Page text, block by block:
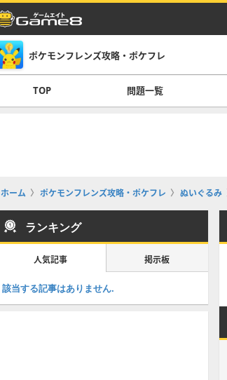
ポケモンフレンズ攻略・ポケフレ
TOP 問題一覧
ホーム ポケモンフレンズ攻略・ポケフレ ぬいぐるみ
ランキング
人気記事 掲示板
該当する記事はありません.